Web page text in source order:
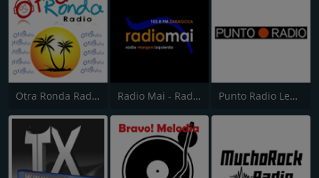
Otra Ronda Radio Radio Mai - Radio Margen Izquierda Punto Radio Lebrija 102.9